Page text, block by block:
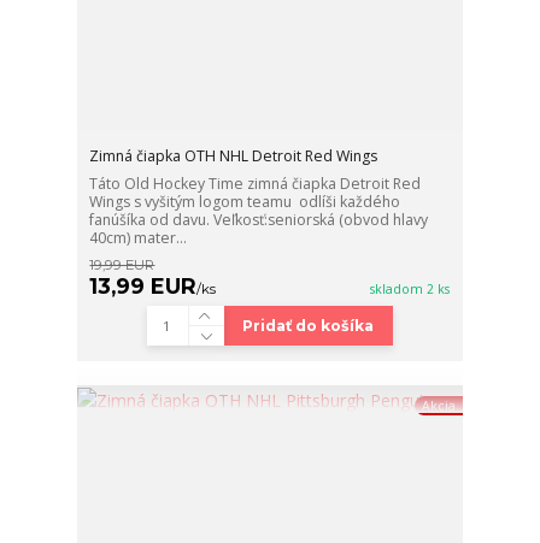
Zimná čiapka OTH NHL Detroit Red Wings
Táto Old Hockey Time zimná čiapka Detroit Red
Wings s vyšitým logom teamu odlíši každého
fanúšíka od davu. Veľkosť:seniorská (obvod hlavy
40cm) mater...
19,99 EUR
13,99 EUR/ks skladom 2 ks
Pridať do košíka
Akcia